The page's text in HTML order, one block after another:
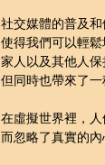
社交媒體的普及和
使得我們可以輕鬆
家人以及其他人保
但同時也帶來了一
在虛擬世界裡，
而忽略了真實的內